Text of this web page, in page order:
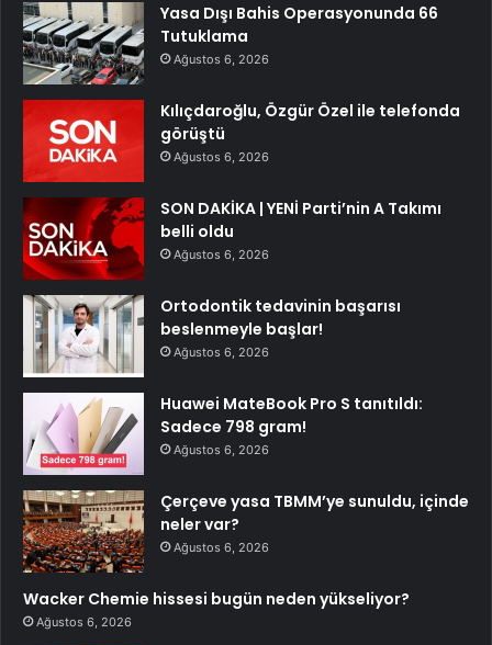
Yasa Dışı Bahis Operasyonunda 66
Tutuklama
Ağustos 6, 2026
Kılıçdaroğlu, Özgür Özel ile telefonda
görüştü
Ağustos 6, 2026
SON DAKİKA | YENİ Parti’nin A Takımı
belli oldu
Ağustos 6, 2026
Ortodontik tedavinin başarısı
beslenmeyle başlar!
Ağustos 6, 2026
Huawei MateBook Pro S tanıtıldı:
Sadece 798 gram!
Ağustos 6, 2026
Çerçeve yasa TBMM’ye sunuldu, içinde
neler var?
Ağustos 6, 2026
Wacker Chemie hissesi bugün neden yükseliyor?
Ağustos 6, 2026